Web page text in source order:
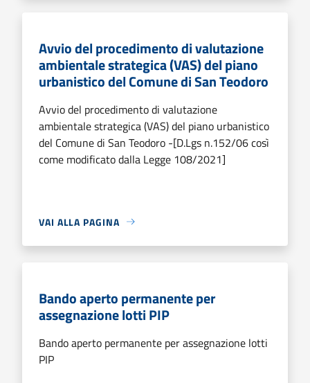
Avvio del procedimento di valutazione
ambientale strategica (VAS) del piano
urbanistico del Comune di San Teodoro
Avvio del procedimento di valutazione
ambientale strategica (VAS) del piano urbanistico
del Comune di San Teodoro -[D.Lgs n.152/06 così
come modificato dalla Legge 108/2021]
VAI ALLA PAGINA
Bando aperto permanente per
assegnazione lotti PIP
Bando aperto permanente per assegnazione lotti
PIP